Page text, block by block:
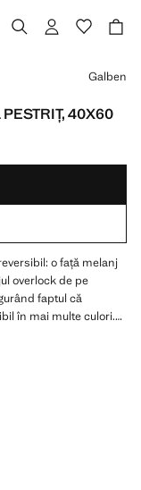
40X60
Galben
o față melanj
overlock de pe
faptul că
în mai multe culori.